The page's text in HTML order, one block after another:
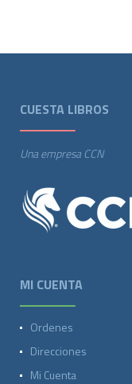
CUESTA LIBROS
Una empresa CCN
MI CUENTA
Ordenes
Direcciones
Mi Cuenta